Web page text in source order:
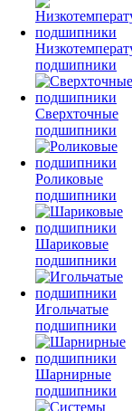
подшипники
Сверхточные
подшипники
Роликовые
подшипники
Шариковые
подшипники
Игольчатые
подшипники
Шарнирные
подшипники